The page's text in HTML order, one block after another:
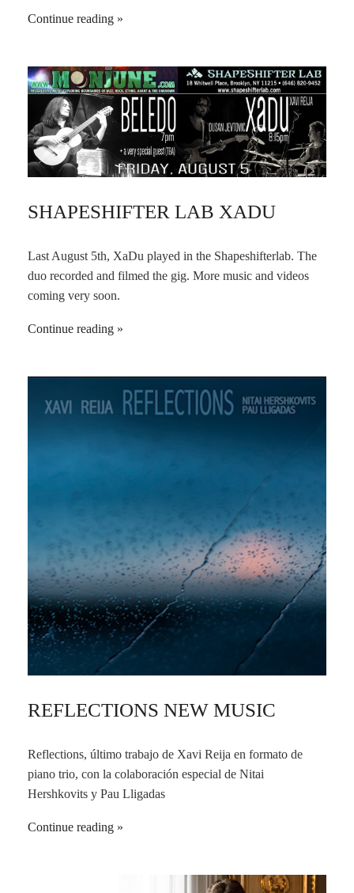
Continue reading
SHAPESHIFTER LAB XADU
Last August 5th, XaDu played in the Shapeshifterlab. The
duo recorded and filmed the gig. More music and videos
coming very soon.
Continue reading
REFLECTIONS NEW MUSIC
Reflections, último trabajo de Xavi Reija en formato de
piano trio, con la colaboración especial de Nitai
Hershkovits y Pau Lligadas
Continue reading